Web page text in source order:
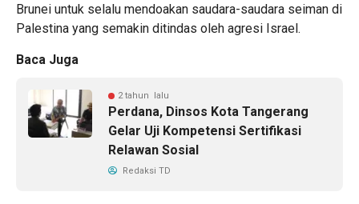
Brunei untuk selalu mendoakan saudara-saudara seiman di
Palestina yang semakin ditindas oleh agresi Israel.
Baca Juga
2 tahun lalu
Perdana, Dinsos Kota Tangerang
Gelar Uji Kompetensi Sertifikasi
Relawan Sosial
Redaksi TD